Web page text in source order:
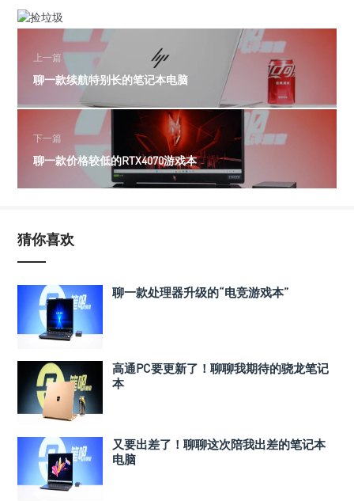
上一篇
聊一款续航特别长的笔记本电脑
下一篇
聊一款价格较低的RTX4070游戏本
猜你喜欢
聊一款处理器升级的“电竞游戏本”
高通PC要更新了！聊聊我期待的骁龙笔记
本
又要出差了！聊聊这次陪我出差的笔记本
电脑